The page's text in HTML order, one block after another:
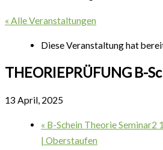
« Alle Veranstaltungen
Diese Veranstaltung hat
THEORIEPRÜFUNG B-
13 April, 2025
« B-Schein Theorie Seminar2
| Oberstaufen